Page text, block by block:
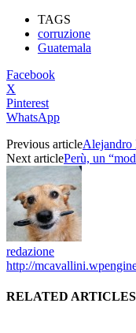
TAGS
corruzione
Guatemala
Facebook
X
Pinterest
WhatsApp
Previous articleAlejandro
Next articlePerù, un
redazione
http://
RELATED ARTICLES